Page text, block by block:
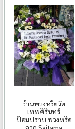
ร้านพวงหรีดวัด
เทพศิรินทร์
ป้อมปราบ พวงหรีด